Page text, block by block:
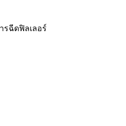
รฉีดฟิลเลอร์